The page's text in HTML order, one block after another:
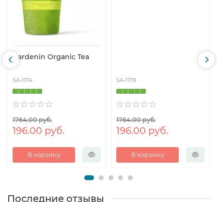
Gardenin Organic Tea
SA-1174
1764.00 руб.
196.00 руб.
В корзину
SA-1179
1764.00 руб.
196.00 руб.
В корзину
Последние отзывы